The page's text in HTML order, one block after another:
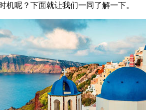
机呢？下面就让我们一同了解一下。